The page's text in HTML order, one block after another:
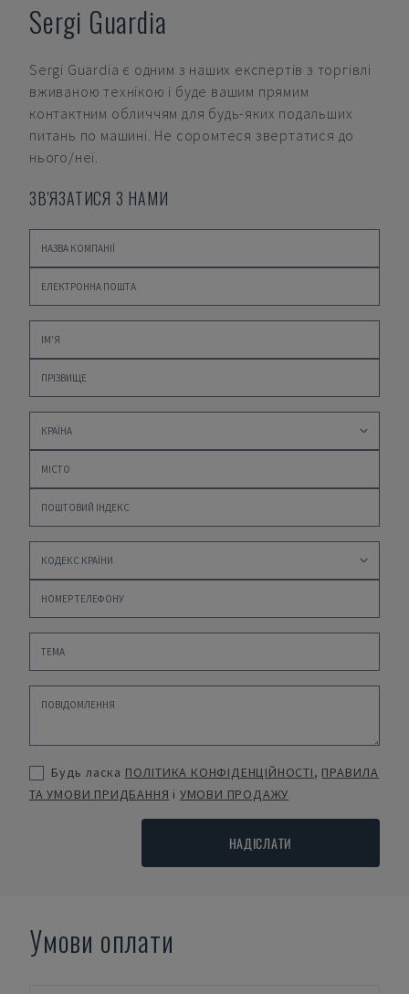
Sergi Guardia
Sergi Guardia є одним з наших експертів з торгівлі
вживаною технікою і буде вашим прямим
контактним обличчям для будь-яких подальших
питань по машині. Не соромтеся звертатися до
нього/неї.
ЗВ'ЯЗАТИСЯ З НАМИ
Будь ласка ПОЛІТИКА КОНФІДЕНЦІЙНОСТІ, ПРАВИЛА
ТА УМОВИ ПРИДБАННЯ і УМОВИ ПРОДАЖУ
НАДІСЛАТИ
Умови оплати